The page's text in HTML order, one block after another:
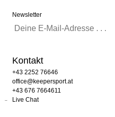
Newsletter
Kontakt
+43 2252 76646
office@keepersport.at
+43 676 7664611
Live Chat